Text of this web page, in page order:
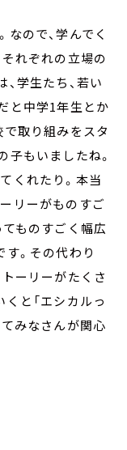
ので、学んでく
れぞれの立場の
学生たち、若い
と中学1年生とか
で取り組みをスタ
子もいましたね。
くれたり。本当
リーがものすご
てものすごく幅広
。その代わり
ーリーがたくさ
と「エシカルっ
みなさんが関心